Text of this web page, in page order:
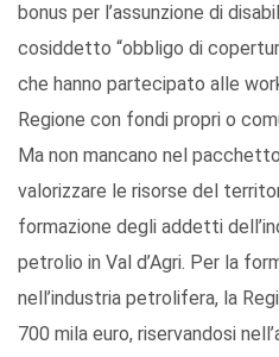
bonus per l’assunzione di
cosiddetto “obbligo di
che hanno partecipato alle
Regione con fondi propri o
Ma non mancano nel
valorizzare le risorse del
formazione degli addetti
petrolio in Val d’Agri. Per la
nell’industria petrolifera, la
700 mila euro, riservandosi